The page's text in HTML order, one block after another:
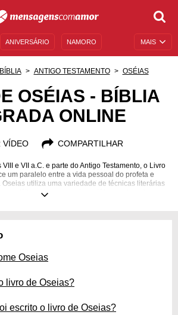
MAIS
ANIVERSÁRIO NAMORO
MENSAGENS DE ANIVERSÁRIO
BÍBLIA ANTIGO TESTAMENTO OSÉIAS
OSÉIAS - BÍBLIA
ONLINE
VÍDEO COMPARTILHAR
e VII a.C. e parte do Antigo Testamento, o Livro
um paralelo entre a vida pessoal do profeta e
utiliza uma variedade de técnicas literárias
proféticas, empregando metáforas, alegorias e
se tornou mensageiro de Deus.
Oseias
livro de Oseias?
escrito o livro de Oseias?